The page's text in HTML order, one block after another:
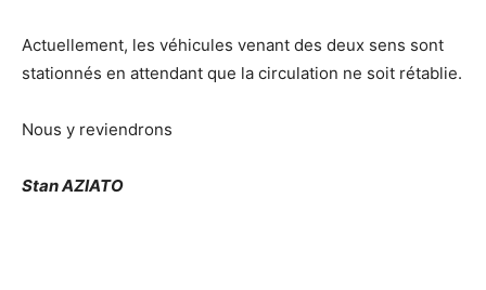
Actuellement, les véhicules venant des deux sens sont
stationnés en attendant que la circulation ne soit rétablie.
Nous y reviendrons
Stan AZIATO